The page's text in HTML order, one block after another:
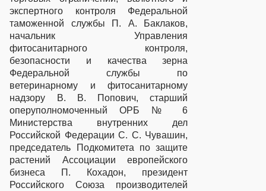
экспертного контроля Федеральной
таможенной службы П. А. Баклаков,
начальник Управления
фитосанитарного контроля,
безопасности и качества зерна
Федеральной службы по
ветеринарному и фитосанитарному
надзору В. В. Попович, старший
оперуполномоченный ОРБ № 6
Министерства внутренних дел
Российской Федерации С. С. Чувашин,
председатель Подкомитета по защите
растений Ассоциации европейского
бизнеса П. Кохадон, президент
Российского Союза производителей